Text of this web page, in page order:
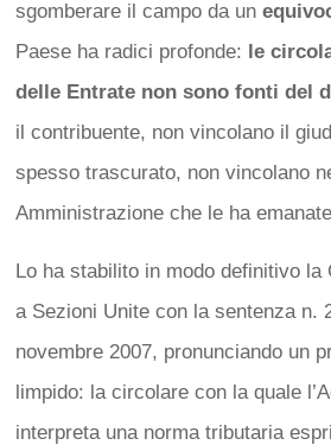
sgomberare il campo da un
Paese ha radici profonde: le
delle Entrate non sono fonti del
il contribuente, non vincolano il
spesso trascurato, non vincolano
Amministrazione che le ha
Lo ha stabilito in modo definitivo la
a Sezioni Unite con la sentenza n.
novembre 2007, pronunciando un
limpido: la circolare con la quale
interpreta una norma tributaria